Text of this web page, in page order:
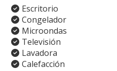
Escritorio
Congelador
Microondas
Televisión
Lavadora
Calefacción